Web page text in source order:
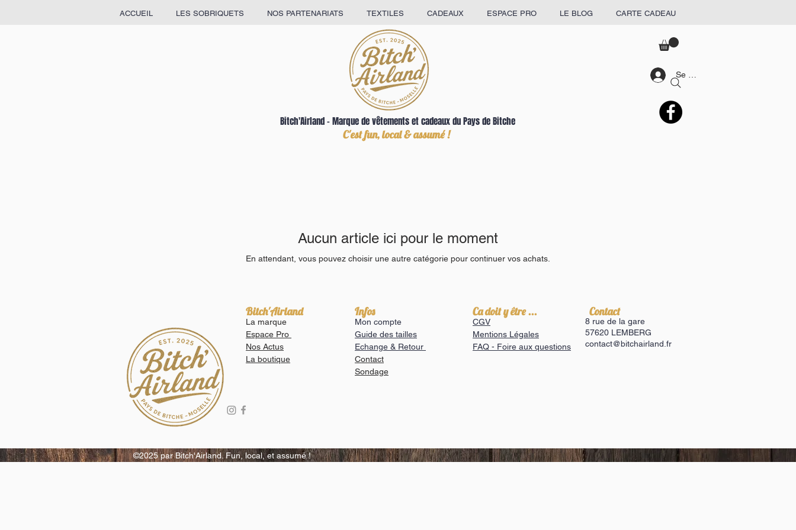
ACCUEIL LES SOBRIQUETS NOS PARTENARIATS TEXTILES CADEAUX ESPACE PRO LE BLOG CARTE CADEAU
Bitch'Airland – Marque de vêtements et cadeaux du Pays de Bitche
Se connecter
C'est fun, local & assumé !
Aucun article ici pour le moment
En attendant, vous pouvez choisir une autre catégorie pour continuer vos achats.
Bitch'Airland
La marque
Espace Pro
Nos Actus
La boutique
Infos
Mon compte
Guide des tailles
Echange & Retour
Contact
Sondage
Ca doit y être ...
CGV
Mentions Légales
FAQ - Foire aux questions
​Contact
8 rue de la gare
57620 LEMBERG
contact@bitchairland.fr
©2025 par Bitch'Airland. Fun, local, et assumé !